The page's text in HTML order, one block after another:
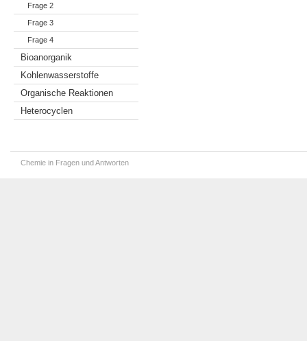
Frage 2
Frage 3
Frage 4
Bioanorganik
Kohlenwasserstoffe
Organische Reaktionen
Heterocyclen
Chemie in Fragen und Antworten